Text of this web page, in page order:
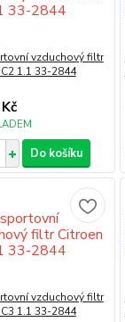
vzduchový filtr
1.1 33-2844
Do košíku
vzduchový filtr
1.1 33-2844